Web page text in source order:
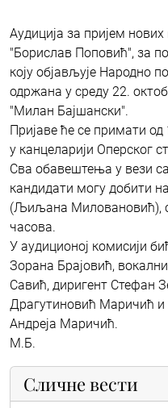
Аудицијa за пријем
"Борислав Поповић", за
коју објављује Народно
одржана у среду 22.
"Милан Бајшански".
Пријаве ће се примати
у канцеларији Оперског
Сва обавештења у вези
кандидати могу добити
(Љиљана Миловановић),
часова.
У аудиционој комисији
Зорана Брајовић,
Савић, диригент Стефан
Драгутиновић Маричић и
Андреја Маричић.
М.Б.
Сличне вести